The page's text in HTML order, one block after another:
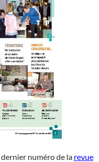
numéro de la revue